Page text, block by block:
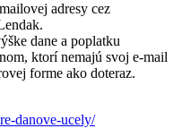
adresy cez
dane a poplatku
ktorí nemajú svoj e-mail
forme ako doteraz.
danove-ucely/